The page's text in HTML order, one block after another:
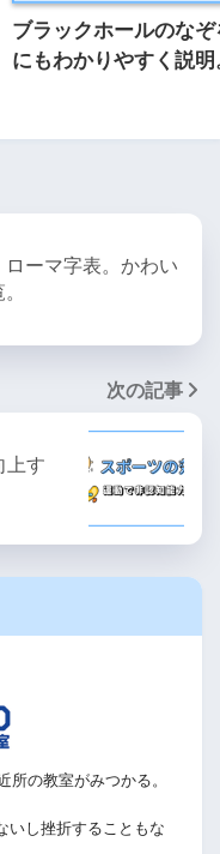
ブラックホールのな
にもわかりやすく説明
ローマ字表。かわい
次の記事
上す
所の教室がみつかる。
いし挫折することもな